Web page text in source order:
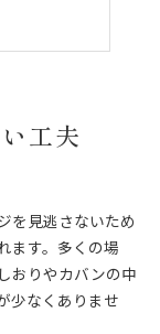
方とは
する方法
継ぐ手法
ント解説
と姿勢
工夫
を見逃さないため
ます。多くの場
おりやカバンの中
少なくありませ